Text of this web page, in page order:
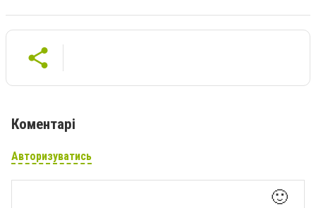
Коментарі
Авторизуватись
🙂